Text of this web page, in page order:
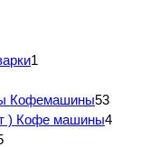
1
Кофемашины53
) Кофе машины4